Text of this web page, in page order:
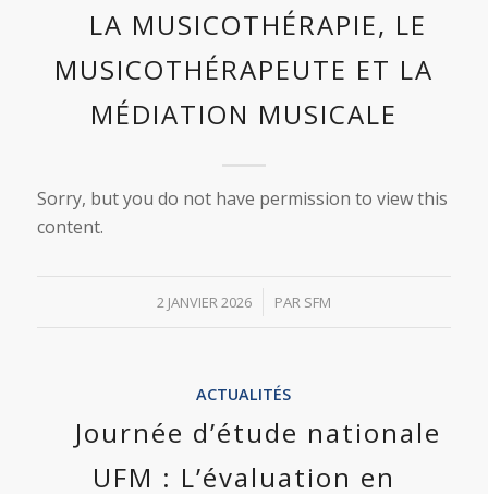
LA MUSICOTHÉRAPIE, LE
MUSICOTHÉRAPEUTE ET LA
MÉDIATION MUSICALE
Sorry, but you do not have permission to view this
content.
2 JANVIER 2026
/ PAR SFM
ACTUALITÉS
Journée d’étude nationale
UFM : L’évaluation en